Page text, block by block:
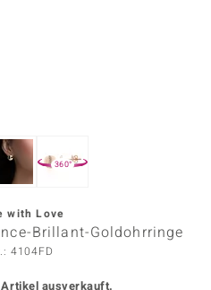
360°
with Love
Brillant-Goldohrringe
4104FD
ausverkauft.